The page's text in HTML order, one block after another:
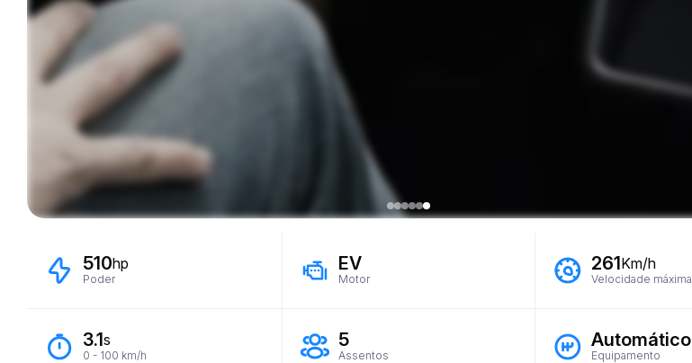
510hp
Poder
EV
Motor
261Km/h
Velocidade máxima
3.1s
0 - 100 km/h
5
Assentos
Automático
Equipamento